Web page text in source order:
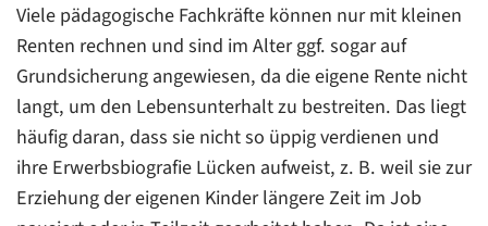
Viele pädagogische Fachkräfte können nur mit kleinen
Renten rechnen und sind im Alter ggf. sogar auf
Grundsicherung angewiesen, da die eigene Rente nicht
langt, um den Lebensunterhalt zu bestreiten. Das liegt
häufig daran, dass sie nicht so üppig verdienen und
ihre Erwerbsbiografie Lücken aufweist, z. B. weil sie zur
Erziehung der eigenen Kinder längere Zeit im Job